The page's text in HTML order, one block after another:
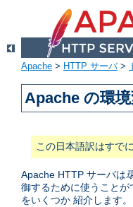
Apache > HTTP サーバ>
Apache の環
この日本語訳はすで
Apache HTTP サーバは
御するために使うこと
をいくつか 紹介します。